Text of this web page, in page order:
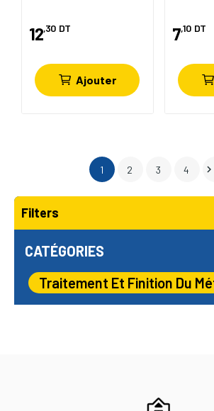
Filters
CATÉGORIES
Traitement Et Finition Du
12,30 DT
Ajouter
7,10 DT
1 2 3 4 